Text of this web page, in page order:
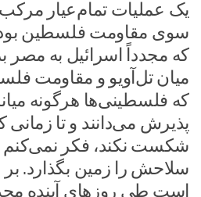
یک عملیات تمام‌عیار مرکب
سوی مقاومت فلسطین
که مجدداً اسرائیل به مصر
میان تل‌آویو و مقاومت
که فلسطینی‌ها هرگونه
پذیرش می‌دانند و تا زمانی
شکست نکند، فکر
سلاحش را زمین بگذارد.
است طی روزهای آینده